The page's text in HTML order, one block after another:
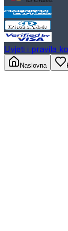
Uvjeti i pravila
Naslovna